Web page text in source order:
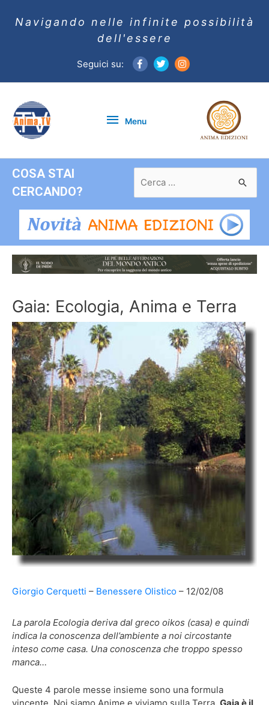
Navigando nelle infinite possibilità
dell'essere
Seguici su:
Menu
COSA STAI
CERCANDO?
per:
Gaia: Ecologia, Anima e Terra
Giorgio Cerquetti Benessere Olistico 12/02/08
La parola Ecologia deriva dal greco oikos (casa) e quindi
indica la conoscenza dell’ambiente a noi circostante
inteso come casa. Una conoscenza che troppo spesso
manca…
Queste 4 parole messe insieme sono una formula